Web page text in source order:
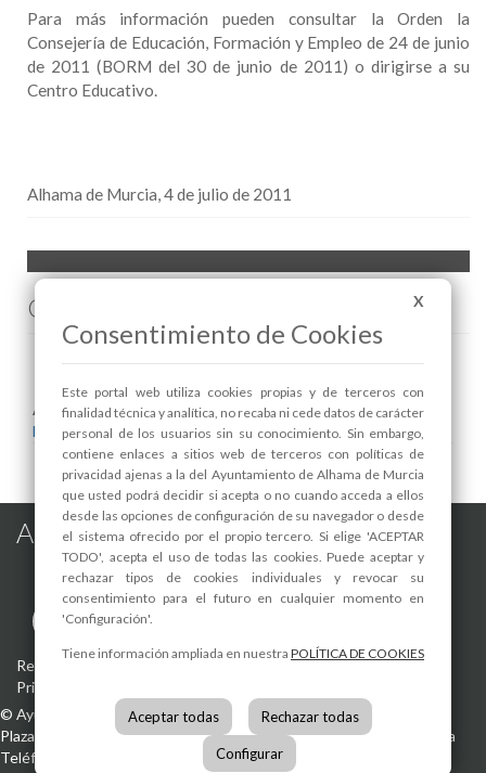
Para más información pueden consultar la Orden la
Consejería de Educación, Formación y Empleo de 24 de junio
de 2011 (BORM del 30 de junio de 2011) o dirigirse a su
Centro Educativo.
Alhama de Murcia, 4 de julio de 2011
Comenta esta noticia en Facebook
Areas relacionadas:
Educación
Alhama de Murcia en las Redes
Registro de actividades de tratamiento -Aviso Legal-Política de
Privacidad
© Ayuntamiento de Alhama de Murcia
Plaza de la Constitución, 130840 Alhama de Murcia(Murcia)
España
Teléfono:
info@alhamademurcia.es
X
Consentimiento de Cookies
Este portal web utiliza cookies propias y de terceros con
finalidad técnica y analítica, no recaba ni cede datos de carácter
personal de los usuarios sin su conocimiento. Sin embargo,
contiene enlaces a sitios web de terceros con políticas de
privacidad ajenas a la del Ayuntamiento de Alhama de Murcia
que usted podrá decidir si acepta o no cuando acceda a ellos
desde las opciones de configuración de su navegador o desde
el sistema ofrecido por el propio tercero. Si elige 'ACEPTAR
TODO', acepta el uso de todas las cookies. Puede aceptar y
rechazar tipos de cookies individuales y revocar su
consentimiento para el futuro en cualquier momento en
'Configuración'.
Tiene información ampliada en nuestra POLÍTICA DE COOKIES
Aceptar todas Rechazar todas
Configurar